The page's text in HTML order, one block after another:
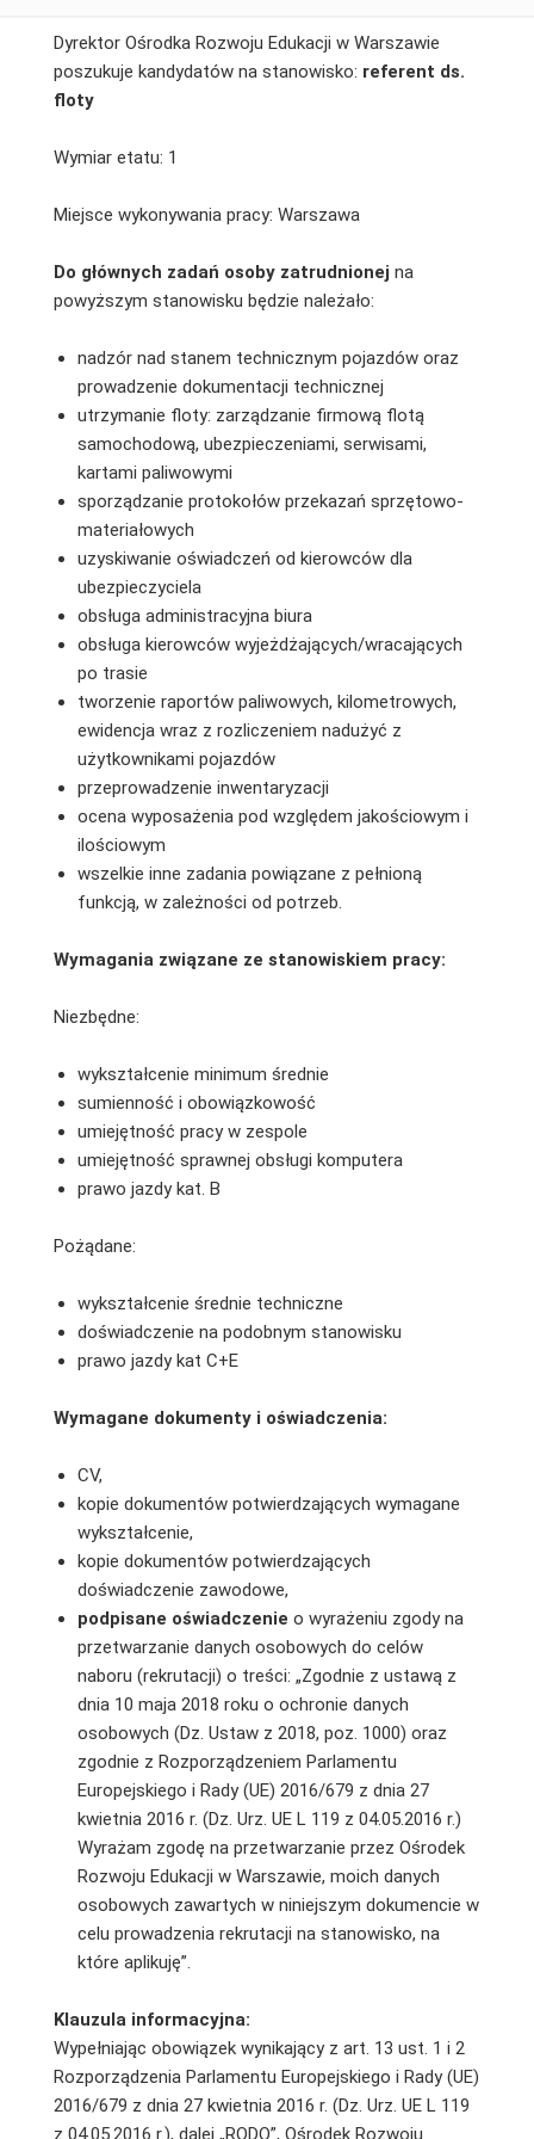
Dyrektor Ośrodka Rozwoju Edukacji w Warszawie
poszukuje kandydatów na stanowisko: referent ds.
floty
Wymiar etatu: 1
Miejsce wykonywania pracy: Warszawa
Do głównych zadań osoby zatrudnionej na
powyższym stanowisku będzie należało:
nadzór nad stanem technicznym pojazdów oraz
prowadzenie dokumentacji technicznej
utrzymanie floty: zarządzanie firmową flotą
samochodową, ubezpieczeniami, serwisami,
kartami paliwowymi
sporządzanie protokołów przekazań sprzętowo-
materiałowych
uzyskiwanie oświadczeń od kierowców dla
ubezpieczyciela
obsługa administracyjna biura
obsługa kierowców wyjeżdżających/wracających
po trasie
tworzenie raportów paliwowych, kilometrowych,
ewidencja wraz z rozliczeniem nadużyć z
użytkownikami pojazdów
przeprowadzenie inwentaryzacji
ocena wyposażenia pod względem jakościowym i
ilościowym
wszelkie inne zadania powiązane z pełnioną
funkcją, w zależności od potrzeb.
Wymagania związane ze stanowiskiem pracy:
Niezbędne:
wykształcenie minimum średnie
sumienność i obowiązkowość
umiejętność pracy w zespole
umiejętność sprawnej obsługi komputera
prawo jazdy kat. B
Pożądane:
wykształcenie średnie techniczne
doświadczenie na podobnym stanowisku
prawo jazdy kat C+E
Wymagane dokumenty i oświadczenia:
CV,
kopie dokumentów potwierdzających wymagane
wykształcenie,
kopie dokumentów potwierdzających
doświadczenie zawodowe,
podpisane oświadczenie o wyrażeniu zgody na
przetwarzanie danych osobowych do celów
naboru (rekrutacji) o treści: „Zgodnie z ustawą z
dnia 10 maja 2018 roku o ochronie danych
osobowych (Dz. Ustaw z 2018, poz. 1000) oraz
zgodnie z Rozporządzeniem Parlamentu
Europejskiego i Rady (UE) 2016/679 z dnia 27
kwietnia 2016 r. (Dz. Urz. UE L 119 z 04.05.2016 r.)
Wyrażam zgodę na przetwarzanie przez Ośrodek
Rozwoju Edukacji w Warszawie, moich danych
osobowych zawartych w niniejszym dokumencie w
celu prowadzenia rekrutacji na stanowisko, na
które aplikuję”.
Klauzula informacyjna:
Wypełniając obowiązek wynikający z art. 13 ust. 1 i 2
Rozporządzenia Parlamentu Europejskiego i Rady (UE)
2016/679 z dnia 27 kwietnia 2016 r. (Dz. Urz. UE L 119
z 04.05.2016 r.), dalej „RODO”, Ośrodek Rozwoju